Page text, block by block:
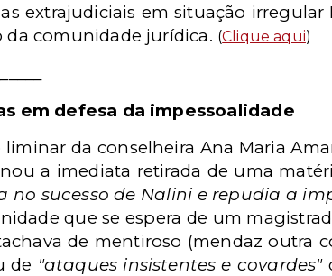
extrajudiciais em situação irregular
da comunidade jurídica. (Clique aqui)
em defesa da impessoalidade
liminar da conselheira Ana Maria
a imediata retirada de uma
no sucesso de Nalini e repudia a
que se espera de um
de mentiroso (mendaz outra
de "ataques insistentes e covardes"